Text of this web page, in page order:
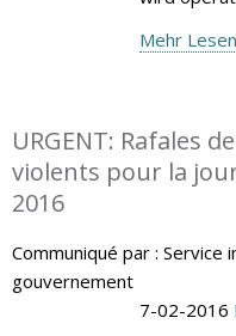
Mehr Lesen
URGENT: Rafales
violents pour la
2016
Communiqué par :
gouvernement
7-02-2016